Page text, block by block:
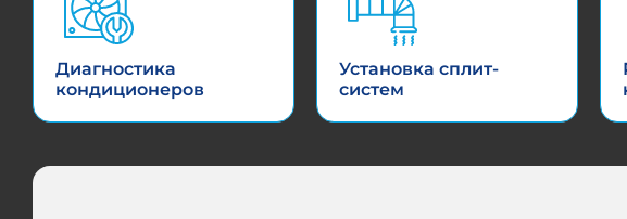
Диагностика
кондиционеров
Установка сплит-
систем